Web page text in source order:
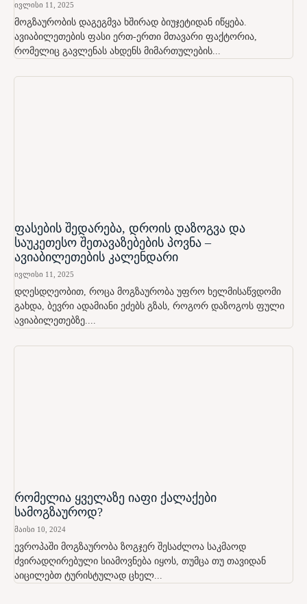
ივლისი 11, 2025
მოგზაურობის დაგეგმვა ხშირად ბიუჯეტიდან იწყება.
ავიაბილეთების ფასი ერთ-ერთი მთავარი ფაქტორია,
რომელიც გავლენას ახდენს მიმართულების...
ფასების შედარება, დროის დაზოგვა და
საუკეთესო შეთავაზებების პოვნა –
ავიაბილეთების კალენდარი
ივლისი 11, 2025
დღესდღეობით, როცა მოგზაურობა უფრო ხელმისაწვდომი
გახდა, ბევრი ადამიანი ეძებს გზას, როგორ დაზოგოს ფული
ავიაბილეთებზე....
რომელია ყველაზე იაფი ქალაქები
სამოგზაუროდ?
მაისი 10, 2024
ევროპაში მოგზაურობა ზოგჯერ შესაძლოა საკმაოდ
ძვირადღირებული სიამოვნება იყოს, თუმცა თუ თავიდან
აიცილებთ ტურისტულად ცხელ...